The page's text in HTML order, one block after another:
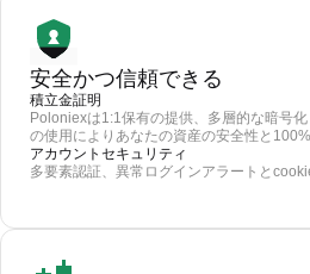
安全かつ信頼できる
積立金証明
Poloniexは1:1保有の提供、多層的な暗号
の使用によりあなたの資産の安全性と
アカウントセキュリティ
多要素認証、異常ログインアラートと